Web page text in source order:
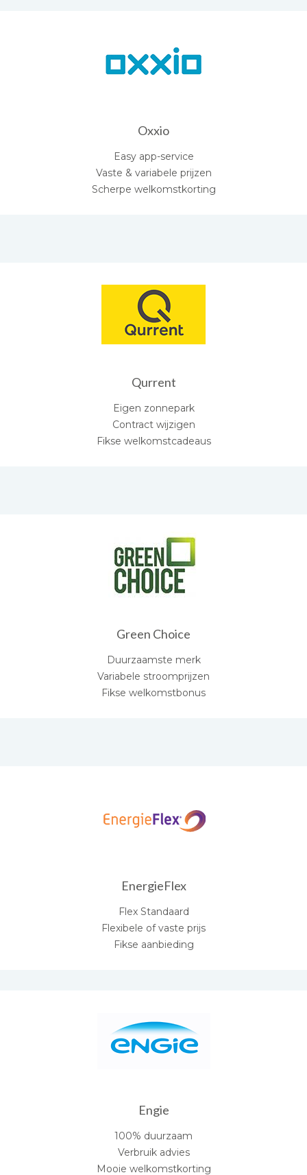
Oxxio
Easy app-service
Vaste & variabele prijzen
Scherpe welkomstkorting
Qurrent
Eigen zonnepark
Contract wijzigen
Fikse welkomstcadeaus
Green Choice
Duurzaamste merk
Variabele stroomprijzen
Fikse welkomstbonus
EnergieFlex
Flex Standaard
Flexibele of vaste prijs
Fikse aanbieding
Engie
100% duurzaam
Verbruik advies
Mooie welkomstkorting